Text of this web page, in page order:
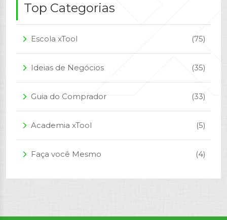
Top Categorias
arrow_forward_ios Escola xTool (75)
arrow_forward_ios Ideias de Negócios (35)
arrow_forward_ios Guia do Comprador (33)
arrow_forward_ios Academia xTool (5)
arrow_forward_ios Faça você Mesmo (4)